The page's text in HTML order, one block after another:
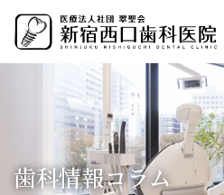
ン
ー
歯科情報コラム